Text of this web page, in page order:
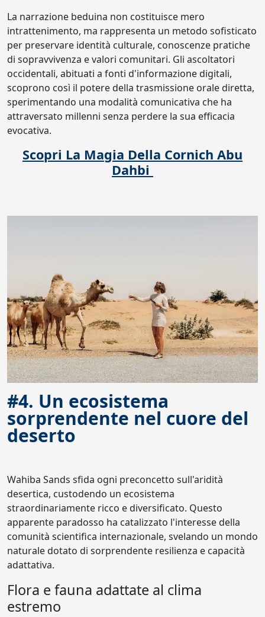
La narrazione beduina non costituisce mero
intrattenimento, ma rappresenta un metodo sofisticato
per preservare identità culturale, conoscenze pratiche
di sopravvivenza e valori comunitari. Gli ascoltatori
occidentali, abituati a fonti d'informazione digitali,
scoprono così il potere della trasmissione orale diretta,
sperimentando una modalità comunicativa che ha
attraversato millenni senza perdere la sua efficacia
evocativa.
Scopri La Magia Della Cornich Abu
Dahbi
#4. Un ecosistema
sorprendente nel cuore del
deserto
Wahiba Sands sfida ogni preconcetto sull'aridità
desertica, custodendo un ecosistema
straordinariamente ricco e diversificato. Questo
apparente paradosso ha catalizzato l'interesse della
comunità scientifica internazionale, svelando un mondo
naturale dotato di sorprendente resilienza e capacità
adattativa.
Flora e fauna adattate al clima
estremo